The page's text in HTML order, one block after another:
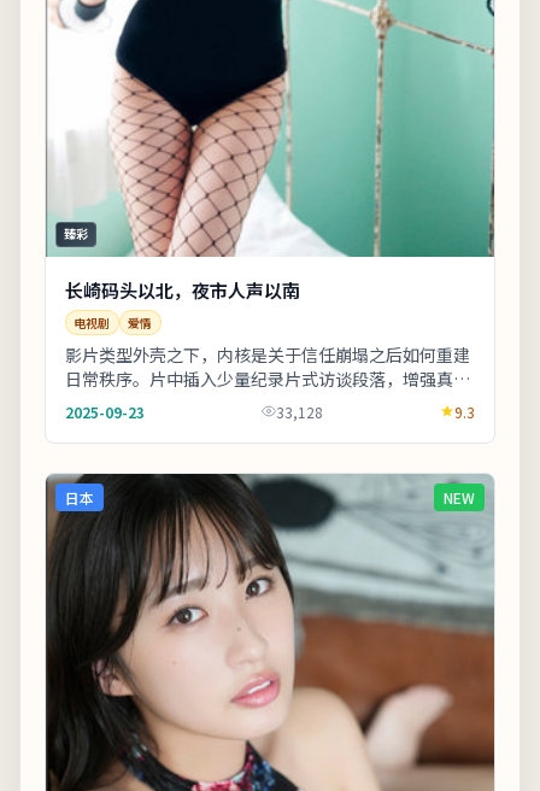
臻彩
长崎码头以北，夜市人声以南
电视剧 爱情
影片类型外壳之下，内核是关于信任崩塌之后如何重建
日常秩序。片中插入少量纪录片式访谈段落，增强真实
性与代入感。适合晚间完整观看，配合大屏与环绕声
更...
2025-09-23 33,128 9.3
日本 NEW